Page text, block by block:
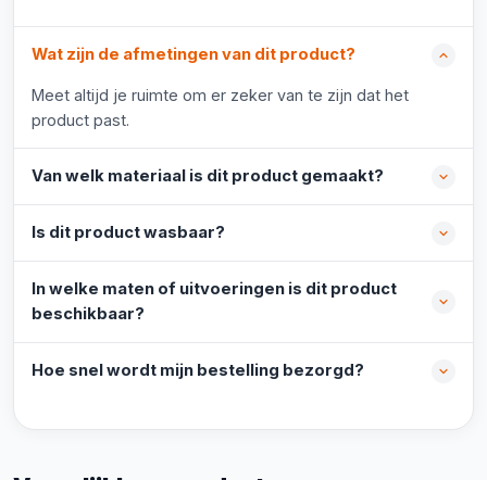
Wat zijn de afmetingen van dit product?
Meet altijd je ruimte om er zeker van te zijn dat het
product past.
Van welk materiaal is dit product gemaakt?
Is dit product wasbaar?
In welke maten of uitvoeringen is dit product
beschikbaar?
Hoe snel wordt mijn bestelling bezorgd?